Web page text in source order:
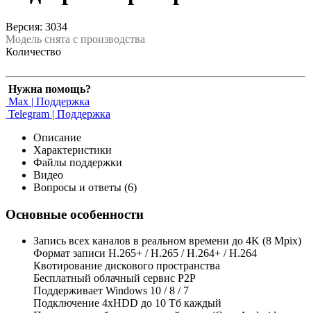
Версия: 3034
Модель снята с производства
Количество
Нужна помощь?
Max | Поддержка
Telegram | Поддержка
Описание
Характеристики
Файлы поддержки
Видео
Вопросы и ответы (6)
Основные особенности
Запись всех каналов в реальном времени до 4K (8 Mpix)
Формат записи H.265+ / H.265 / H.264+ / H.264
Квотирование дискового пространства
Бесплатный облачный сервис Р2Р
Поддерживает Windows 10 / 8 / 7
Подключение 4xHDD до 10 Тб каждый